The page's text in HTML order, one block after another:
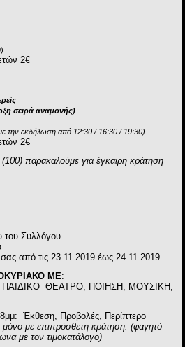
2€
σειρά αναμονής)
την εκδήλωση από 12:30 / 16:30 / 19:30)
2€
παρακαλούμε για έγκαιρη κράτηση
του Συλλόγου
από τις 23.11.2019 έως 24.11 2019
ΜΕ:
ΘΕΑΤΡΟ, ΠΟΙΗΣΗ, ΜΟΥΣΙΚΗ,
8μμ: Έκθεση, Προβολές, Περίπτερο
με επιπρόσθετη κράτηση. (φαγητό
με τον τιμοκατάλογο)